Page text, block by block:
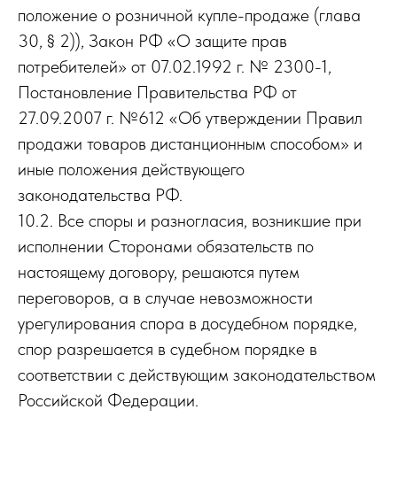
положение о розничной купле-продаже (глава
30, § 2)), Закон РФ «О защите прав
потребителей» от 07.02.1992 г. № 2300-1,
Постановление Правительства РФ от
27.09.2007 г. №612 «Об утверждении Правил
продажи товаров дистанционным способом» и
иные положения действующего
законодательства РФ.
10.2. Все споры и разногласия, возникшие при
исполнении Сторонами обязательств по
настоящему договору, решаются путем
переговоров, а в случае невозможности
урегулирования спора в досудебном порядке,
спор разрешается в судебном порядке в
соответствии с действующим законодательством
Российской Федерации.